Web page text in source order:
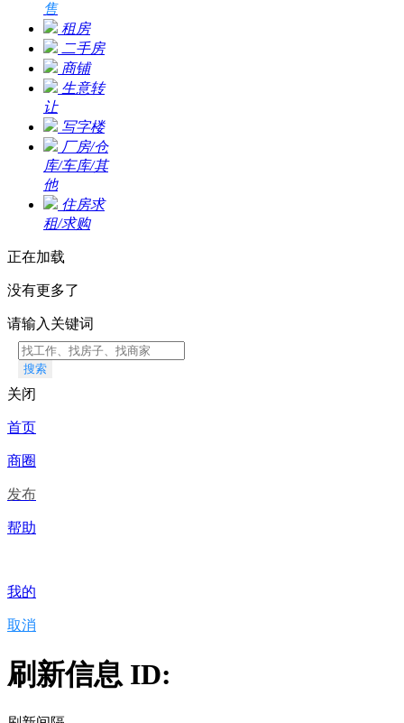
售
租房
二手房
商铺
生意转
让
写字楼
厂房/仓
库/车库/其
他
住房求
租/求购
正在加载
没有更多了
请输入关键词
搜索
关闭
首页
商圈
发布
帮助
我的
取消
刷新信息 ID: